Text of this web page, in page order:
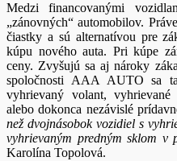
Medzi financovanými
„zánovných“ automobilov.
čiastky a sú alternatívou pre
kúpu nového auta. Pri kúpe
ceny. Zvyšujú sa aj nároky
spoločnosti AAA AUTO sa
vyhrievaný volant,
alebo dokonca nezávislé
než dvojnásobok vozidiel s
vyhrievaným predným sklom v
Karolína Topolová.